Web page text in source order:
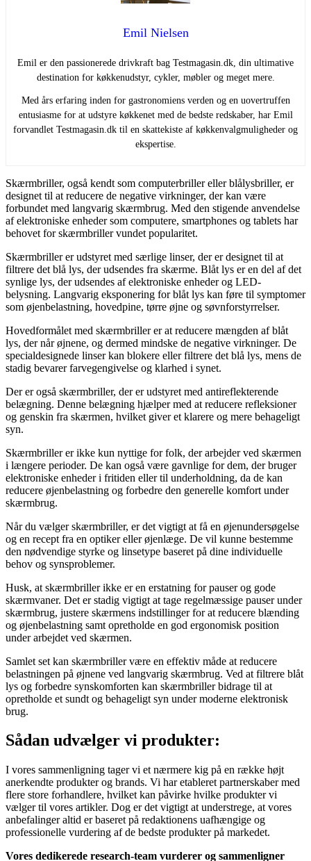
Emil Nielsen
Emil er den passionerede drivkraft bag Testmagasin.dk, din ultimative
destination for køkkenudstyr, cykler, møbler og meget mere.
Med års erfaring inden for gastronomiens verden og en uovertruffen
entusiasme for at udstyre køkkenet med de bedste redskaber, har Emil
forvandlet Testmagasin.dk til en skattekiste af køkkenvalgmuligheder og
ekspertise.
Skærmbriller, også kendt som computerbriller eller blålysbriller, er
designet til at reducere de negative virkninger, der kan være
forbundet med langvarig skærmbrug. Med den stigende anvendelse
af elektroniske enheder som computere, smartphones og tablets har
behovet for skærmbriller vundet popularitet.
Skærmbriller er udstyret med særlige linser, der er designet til at
filtrere det blå lys, der udsendes fra skærme. Blåt lys er en del af det
synlige lys, der udsendes af elektroniske enheder og LED-
belysning. Langvarig eksponering for blåt lys kan føre til symptomer
som øjenbelastning, hovedpine, tørre øjne og søvnforstyrrelser.
Hovedformålet med skærmbriller er at reducere mængden af blåt
lys, der når øjnene, og dermed mindske de negative virkninger. De
specialdesignede linser kan blokere eller filtrere det blå lys, mens de
stadig bevarer farvegengivelse og klarhed i synet.
Der er også skærmbriller, der er udstyret med antireflekterende
belægning. Denne belægning hjælper med at reducere refleksioner
og genskin fra skærmen, hvilket giver et klarere og mere behageligt
syn.
Skærmbriller er ikke kun nyttige for folk, der arbejder ved skærmen
i længere perioder. De kan også være gavnlige for dem, der bruger
elektroniske enheder i fritiden eller til underholdning, da de kan
reducere øjenbelastning og forbedre den generelle komfort under
skærmbrug.
Når du vælger skærmbriller, er det vigtigt at få en øjenundersøgelse
og en recept fra en optiker eller øjenlæge. De vil kunne bestemme
den nødvendige styrke og linsetype baseret på dine individuelle
behov og synsproblemer.
Husk, at skærmbriller ikke er en erstatning for pauser og gode
skærmvaner. Det er stadig vigtigt at tage regelmæssige pauser under
skærmbrug, justere skærmens indstillinger for at reducere blænding
og øjenbelastning samt opretholde en god ergonomisk position
under arbejdet ved skærmen.
Samlet set kan skærmbriller være en effektiv måde at reducere
belastningen på øjnene ved langvarig skærmbrug. Ved at filtrere blåt
lys og forbedre synskomforten kan skærmbriller bidrage til at
opretholde et sundt og behageligt syn under moderne elektronisk
brug.
Sådan udvælger vi produkter:
I vores sammenligning tager vi et nærmere kig på en række højt
anerkendte produkter og brands. Vi har etableret partnerskaber med
flere store forhandlere, hvilket kan påvirke hvilke produkter vi
vælger til vores artikler. Dog er det vigtigt at understrege, at vores
anbefalinger altid er baseret på redaktionens uafhængige og
professionelle vurdering af de bedste produkter på markedet.
Vores dedikerede research-team vurderer og sammenligner